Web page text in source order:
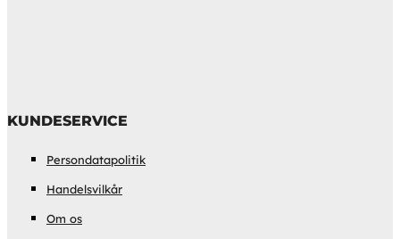
KUNDESERVICE
Persondatapolitik
Handelsvilkår
Om os